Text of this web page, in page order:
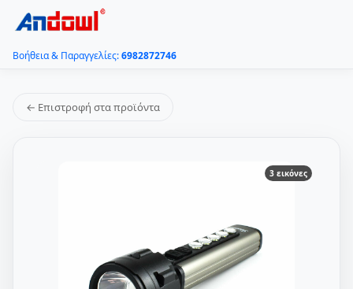
Βοήθεια & Παραγγελίες:6982872746
← Επιστροφή στα προϊόντα
3 εικόνες